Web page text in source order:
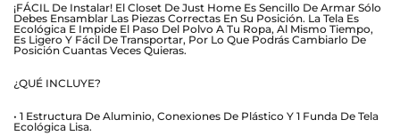
¡FÁCIL De Instalar! El Closet De Just Home Es Sencillo De Armar Sólo
Debes Ensamblar Las Piezas Correctas En Su Posición. La Tela Es
Ecológica E Impide El Paso Del Polvo A Tu Ropa, Al Mismo Tiempo,
Es Ligero Y Fácil De Transportar, Por Lo Que Podrás Cambiarlo De
Posición Cuantas Veces Quieras.
¿QUÉ INCLUYE?
• 1 Estructura De Aluminio, Conexiones De Plástico Y 1 Funda De Tela
Ecológica Lisa.